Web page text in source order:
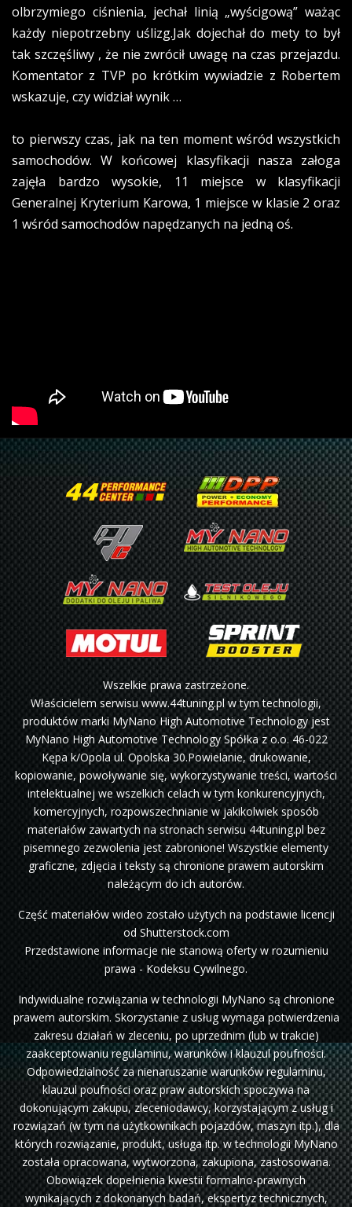
olbrzymiego ciśnienia, jechał linią „wyścigową” ważąc
każdy niepotrzebny uślizg.Jak dojechał do mety to był
tak szczęśliwy , że nie zwrócił uwagę na czas przejazdu.
Komentator z TVP po krótkim wywiadzie z Robertem
wskazuje, czy widział wynik …
to pierwszy czas, jak na ten moment wśród wszystkich
samochodów. W końcowej klasyfikacji nasza załoga
zajęła bardzo wysokie, 11 miejsce w klasyfikacji
Generalnej Kryterium Karowa, 1 miejsce w klasie 2 oraz
1 wśród samochodów napędzanych na jedną oś.
Wszelkie prawa zastrzeżone.
Właścicielem serwisu www.44tuning.pl w tym technologii,
produktów marki MyNano High Automotive Technology jest
MyNano High Automotive Technology Spółka z o.o. 46-022
Kępa k/Opola ul. Opolska 30.Powielanie, drukowanie,
kopiowanie, powoływanie się, wykorzystywanie treści, wartości
intelektualnej we wszelkich celach w tym konkurencyjnych,
komercyjnych, rozpowszechnianie w jakikolwiek sposób
materiałów zawartych na stronach serwisu 44tuning.pl bez
pisemnego zezwolenia jest zabronione! Wszystkie elementy
graficzne, zdjęcia i teksty są chronione prawem autorskim
należącym do ich autorów.
Część materiałów wideo zostało użytych na podstawie licencji
od Shutterstock.com
Przedstawione informacje nie stanową oferty w rozumieniu
prawa - Kodeksu Cywilnego.
Indywidualne rozwiązania w technologii MyNano są chronione
prawem autorskim. Skorzystanie z usług wymaga potwierdzenia
zakresu działań w zleceniu, po uprzednim (lub w trakcie)
zaakceptowaniu regulaminu, warunków i klauzul poufności.
Odpowiedzialność za nienaruszanie warunków regulaminu,
klauzul poufności oraz praw autorskich spoczywa na
dokonującym zakupu, zleceniodawcy, korzystającym z usług i
rozwiązań (w tym na użytkownikach pojazdów, maszyn itp.), dla
których rozwiązanie, produkt, usługa itp. w technologii MyNano
została opracowana, wytworzona, zakupiona, zastosowana.
Obowiązek dopełnienia kwestii formalno-prawnych
wynikających z dokonanych badań, ekspertyz technicznych,